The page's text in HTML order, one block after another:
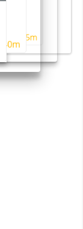
40m
55m